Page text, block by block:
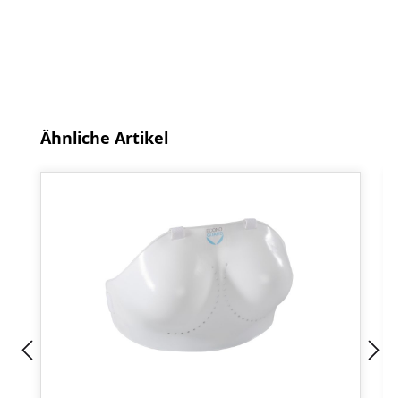
Produktgalerie überspringen
Ähnliche Artikel